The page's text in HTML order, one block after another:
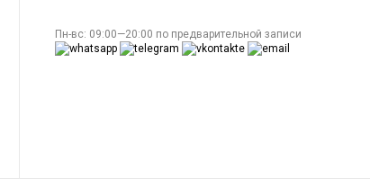
Пн-вс: 09:00—20:00 по предварительной записи